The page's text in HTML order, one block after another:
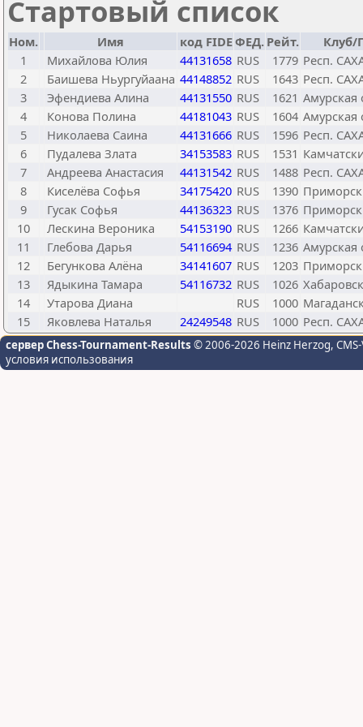
Стартовый список
Ном. Имя код FIDEФЕД. Рейт.
Клуб/
1
Михайлова Юлия 44131658 RUS 1779 Респ.
2
Баишева Ньургуйаана 44148852 RUS 1643 Респ.
3
Эфендиева Алина 44131550 RUS 1621 Амурская
4
Конова Полина 44181043 RUS 1604 Амурская
5
Николаева Саина 44131666 RUS 1596 Респ.
6
Пудалева Злата 34153583 RUS 1531
7
Андреева Анастасия 44131542 RUS 1488 Респ.
8
Киселёва Софья 34175420 RUS 1390
9
Гусак Софья 44136323 RUS 1376
10
Лескина Вероника 54153190 RUS 1266
11
Глебова Дарья 54116694 RUS 1236 Амурская
12
Бегункова Алёна 34141607 RUS 1203
13
Ядыкина Тамара 54116732 RUS 1026
14
Утарова Диана RUS 1000
15
Яковлева Наталья 24249548 RUS 1000 Респ.
сервер Chess-Tournament-Results © 2006-2026 Heinz Herzog,
условия использования